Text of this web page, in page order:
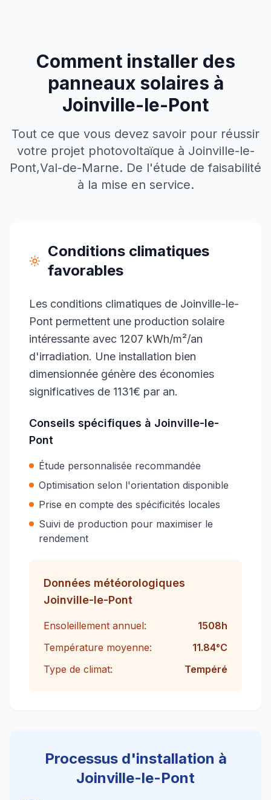
Comment installer des
panneaux solaires à
Joinville-le-Pont
Tout ce que vous devez savoir pour réussir
votre projet photovoltaïque à Joinville-le-
Pont,Val-de-Marne. De l'étude de faisabilité
à la mise en service.
Conditions climatiques
favorables
Les conditions climatiques de Joinville-le-
Pont permettent une production solaire
intéressante avec 1207 kWh/m²/an
d'irradiation. Une installation bien
dimensionnée génère des économies
significatives de 1131€ par an.
Conseils spécifiques à Joinville-le-
Pont
Étude personnalisée recommandée
Optimisation selon l'orientation disponible
Prise en compte des spécificités locales
Suivi de production pour maximiser le
rendement
Données météorologiques
Joinville-le-Pont
Ensoleillement annuel: 1508h
Température moyenne:
11.84°C
Type de climat:
Tempéré
Processus d'installation à
Joinville-le-Pont